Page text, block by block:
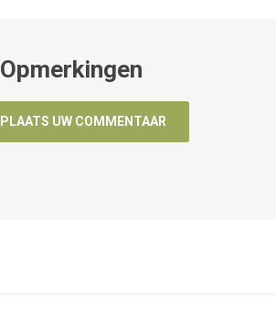
Opmerkingen
PLAATS UW COMMENTAAR